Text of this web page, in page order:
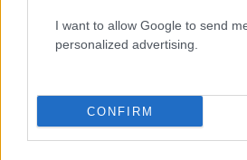
I want to allow Google to send
personalized advertising.
CONFIRM